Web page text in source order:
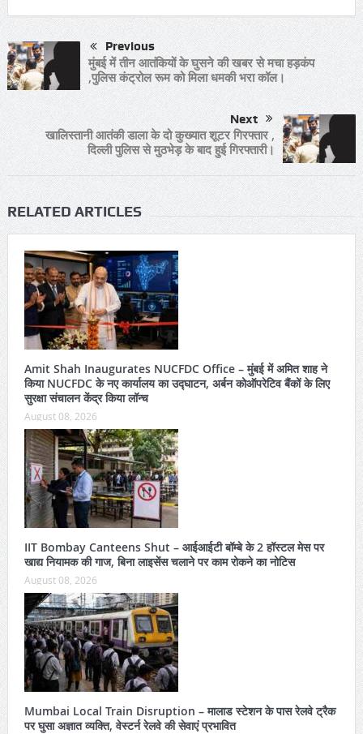
Previous
मुंबई में तीन आतंकियों के घुसने की खबर से मचा हड़कंप
,पुलिस कंट्रोल रूम को मिला धमकी भरा कॉल।
Next
खालिस्तानी आतंकी डाला के दो कुख्यात शूटर गिरफ्तार ,
दिल्ली पुलिस से मुठभेड़ के बाद हुई गिरफ्तारी।
RELATED ARTICLES
Amit Shah Inaugurates NUCFDC Office – मुंबई में अमित शाह ने
किया NUCFDC के नए कार्यालय का उद्घाटन, अर्बन कोऑपरेटिव बैंकों के लिए
सुरक्षा संचालन केंद्र किया लॉन्च
August 08, 2026
IIT Bombay Canteens Shut – आईआईटी बॉम्बे के 2 हॉस्टल मेस पर
खाद्य नियामक की गाज, बिना लाइसेंस चलाने पर काम रोकने का नोटिस
August 08, 2026
Mumbai Local Train Disruption – मालाड स्टेशन के पास रेलवे ट्रैक
पर घुसा अज्ञात व्यक्ति, वेस्टर्न रेलवे की सेवाएं प्रभावित